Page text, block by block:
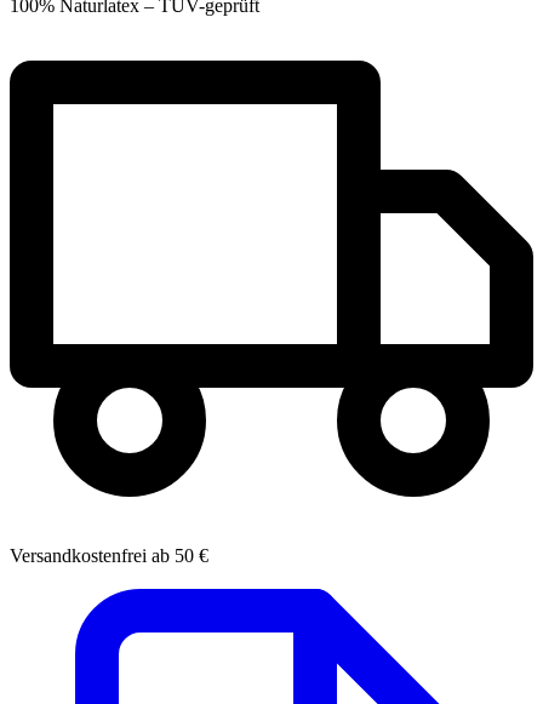
100% Naturlatex – TÜV-geprüft
Versandkostenfrei ab 50 €